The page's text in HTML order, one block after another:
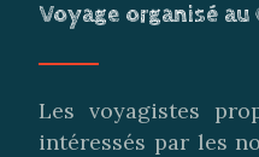
Voyage organisé au
Les voyagistes
intéressés par les